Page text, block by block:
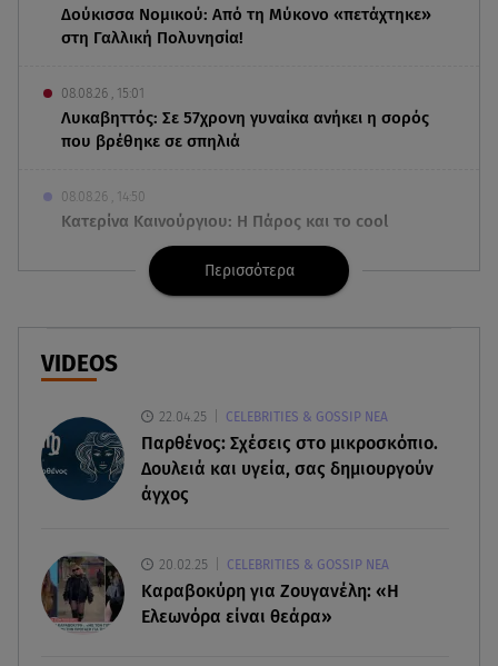
Δούκισσα Νομικού: Από τη Μύκονο «πετάχτηκε»
στη Γαλλική Πολυνησία!
08.08.26 , 15:01
Λυκαβηττός: Σε 57χρονη γυναίκα ανήκει η σορός
που βρέθηκε σε σπηλιά
08.08.26 , 14:50
Κατερίνα Καινούργιου: Η Πάρος και το cool
φορμάκι της κορούλας της!
Καιρός: Σε πορτοκαλί συναγερμό η χώρα για
Summer fling: Γιατί να πεις ναι σε έναν
καλοκαιρινό έρωτα
animal print μπικίνι!
08.08.26 , 13:49
Πάνω από 56.000 επιβάτες αναχώρησαν σήμερα
Περισσότερα
VIDEOS
22.04.25 CELEBRITIES & GOSSIP ΝΕΑ
Παρθένος: Σχέσεις στο μικροσκόπιο.
Δουλειά και υγεία, σας δημιουργούν
άγχος
20.02.25 CELEBRITIES & GOSSIP ΝΕΑ
Καραβοκύρη για Ζουγανέλη: «Η
Ελεωνόρα είναι θεάρα»